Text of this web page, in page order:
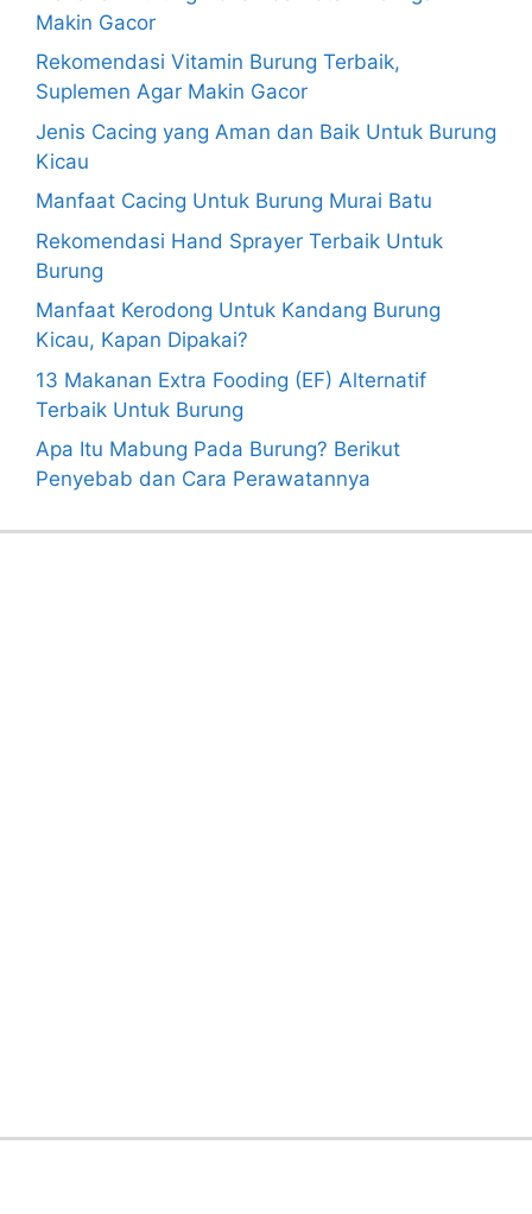
Makin Gacor
Rekomendasi Vitamin Burung Terbaik,
Suplemen Agar Makin Gacor
Jenis Cacing yang Aman dan Baik Untuk Burung
Kicau
Manfaat Cacing Untuk Burung Murai Batu
Rekomendasi Hand Sprayer Terbaik Untuk
Burung
Manfaat Kerodong Untuk Kandang Burung
Kicau, Kapan Dipakai?
13 Makanan Extra Fooding (EF) Alternatif
Terbaik Untuk Burung
Apa Itu Mabung Pada Burung? Berikut
Penyebab dan Cara Perawatannya